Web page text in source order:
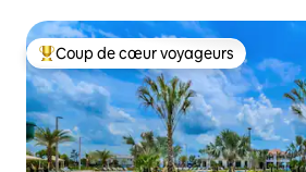
Coups de cœur voyageurs les plus
Coup de cœur voyageurs